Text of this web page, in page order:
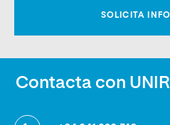
Contacta con UNIR